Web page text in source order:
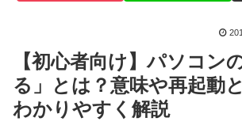
【初心者向け】パソコン
る」とは？意味や再起動
わかりやすく解説